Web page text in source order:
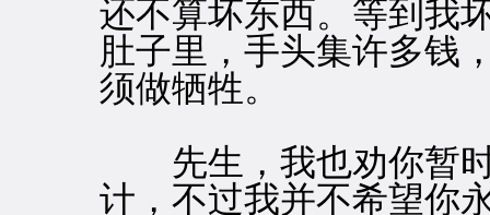
还不算坏东西。等到我
肚子里，手头集许多钱
须做牺牲。
先生，我也劝你暂时
计，不过我并不希望你